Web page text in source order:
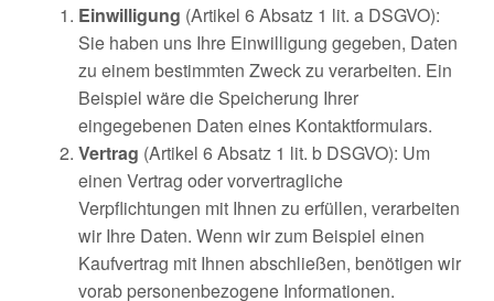
Einwilligung (Artikel 6 Absatz 1 lit. a DSGVO):
Sie haben uns Ihre Einwilligung gegeben, Daten
zu einem bestimmten Zweck zu verarbeiten. Ein
Beispiel wäre die Speicherung Ihrer
eingegebenen Daten eines Kontaktformulars.
Vertrag (Artikel 6 Absatz 1 lit. b DSGVO): Um
einen Vertrag oder vorvertragliche
Verpflichtungen mit Ihnen zu erfüllen, verarbeiten
wir Ihre Daten. Wenn wir zum Beispiel einen
Kaufvertrag mit Ihnen abschließen, benötigen wir
vorab personenbezogene Informationen.